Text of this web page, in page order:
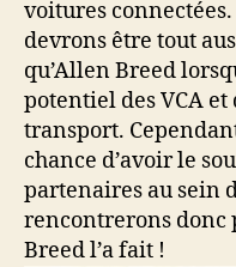
voitures
devrons être tout
qu’Allen Breed
potentiel des VCA
transport.
chance d’avoir le
partenaires au sein
rencontrerons donc
Breed l’a fait !